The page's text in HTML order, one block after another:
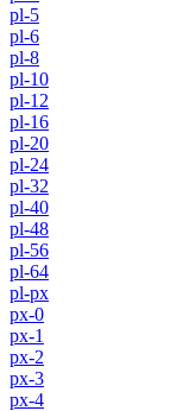
pl-5
pl-6
pl-8
pl-10
pl-12
pl-16
pl-20
pl-24
pl-32
pl-40
pl-48
pl-56
pl-64
pl-px
px-0
px-1
px-2
px-3
px-4